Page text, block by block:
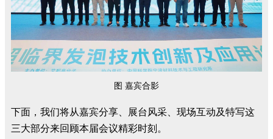
图 嘉宾合影
下面，我们将从嘉宾分享、展台风采、现场互动及特写这
三大部分来回顾本届会议精彩时刻。